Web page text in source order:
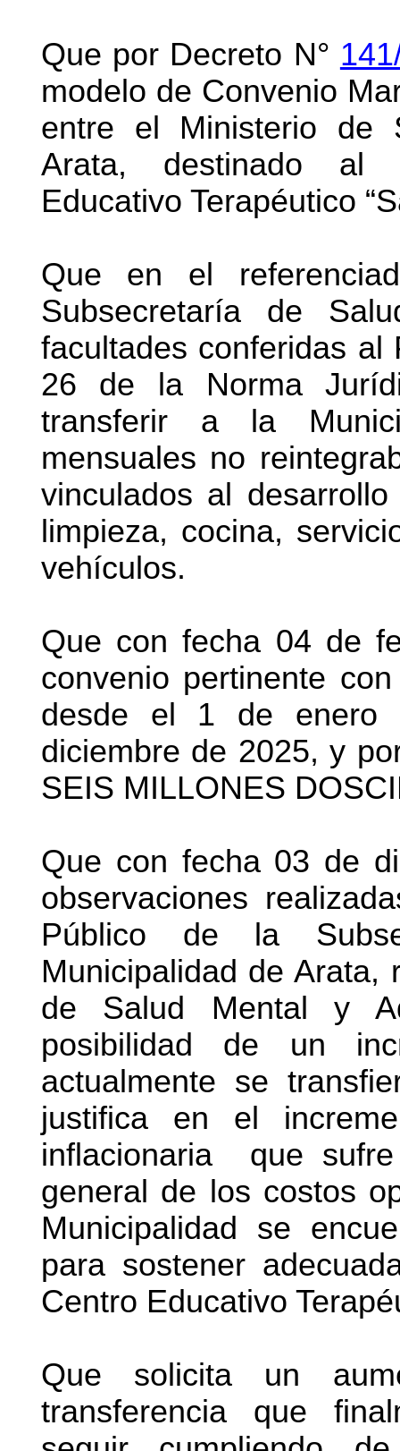
Que por Decreto N°
modelo de Convenio
entre el Ministerio de
Arata, destinado al
Educativo Terapéutico
Que en el
Subsecretaría de
facultades conferidas
26 de la Norma
transferir a la
mensuales no
vinculados al
limpieza, cocina,
vehículos.
Que con fecha 04 de
convenio pertinente
desde el 1 de
diciembre de 2025, y
SEIS MILLONES
Que con fecha 03 de
observaciones
Público de la
Municipalidad de
de Salud Mental y
posibilidad de un
actualmente se
justifica en el
inflacionaria que
general de los costos
Municipalidad se
para sostener
Centro Educativo
Que solicita un
transferencia que